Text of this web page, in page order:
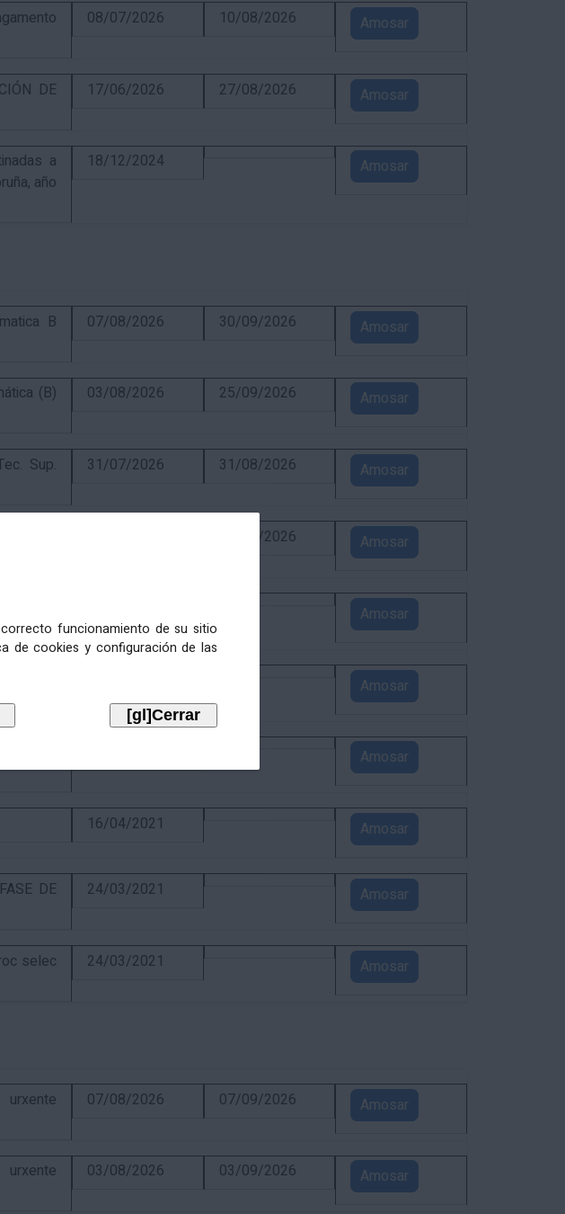
funcionamiento de su sitio
de cookies y configuración de las
08/07/2026 10/08/2026 Amosar
DE
17/06/2026 27/08/2026 Amosar
a
año
18/12/2024 Amosar
B
07/08/2026 30/09/2026 Amosar
(B)
03/08/2026 25/09/2026 Amosar
Sup.
31/07/2026 31/08/2026 Amosar
24/08/2026 Amosar
Amosar
de
Amosar
Amosar
16/04/2021 Amosar
DE
24/03/2021 Amosar
selec
24/03/2021 Amosar
urxente
07/08/2026 07/09/2026 Amosar
urxente
03/08/2026 03/09/2026 Amosar